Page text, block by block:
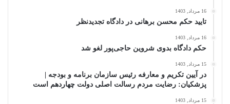
16 مرداد, 1403
تایید حکم محسن برهانی در دادگاه تجدیدنظر
16 مرداد, 1403
حکم دادگاه بدوی شروین حاجی‌پور لغو شد
15 مرداد, 1403
در آیین تکریم و معارفه رئیس سازمان برنامه و بودجه |
پزشکیان: رضایت مردم رسالت اصلی دولت چهاردهم است
15 مرداد, 1403